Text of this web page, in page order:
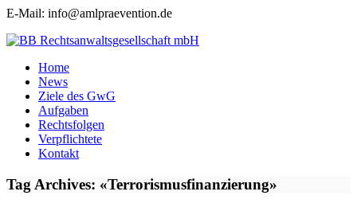
E-Mail: info@amlpraevention.de
Home
News
Ziele des GwG
Aufgaben
Rechtsfolgen
Verpflichtete
Kontakt
Tag Archives: «Terrorismusfinanzierung»